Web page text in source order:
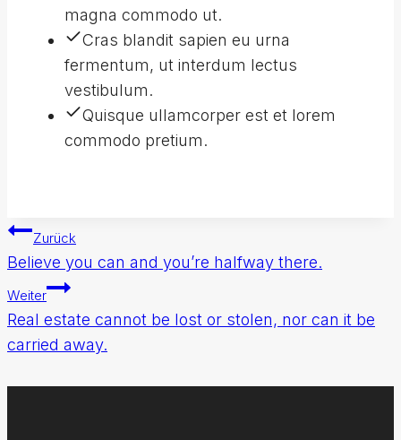
magna commodo ut.
Cras blandit sapien eu urna
fermentum, ut interdum lectus
vestibulum.
Quisque ullamcorper est et lorem
commodo pretium.
Beitragsnavigation
Zurück
Believe you can and you’re halfway there.
Weiter
Real estate cannot be lost or stolen, nor can it be
carried away.